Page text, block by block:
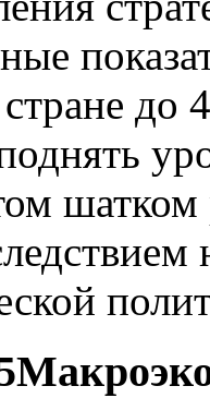
до
шатком